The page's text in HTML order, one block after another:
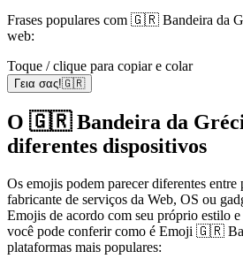
Frases populares com 🇬🇷 Bandeira da
web:
Toque / clique para copiar e colar
Γεια σας!🇬🇷
O 🇬🇷 Bandeira da
diferentes dispositivos
Os emojis podem parecer diferentes entre
fabricante de serviços da Web, OS ou
Emojis de acordo com seu próprio estilo
você pode conferir como é Emoji 🇬🇷
plataformas mais populares: